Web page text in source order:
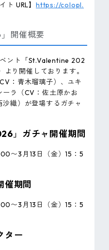
ト URL】https://colopl.
開催概要
ント「St.Valentine 202
り開催しております。
：青木瑠璃子）、ユキ
ラ（CV：佐土原かお
織）が登場するガチャ
」ガチャ開催期間
〜3月13日（金）15：5
催期間
〜3月13日（金）15：5
ター